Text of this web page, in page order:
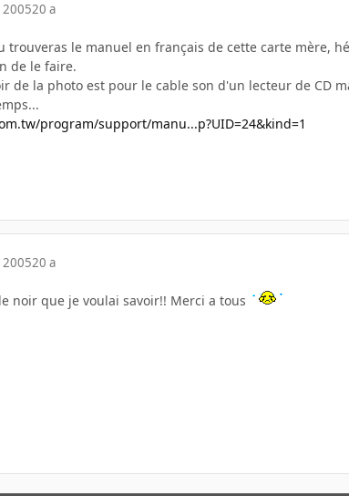
200520 a
trouveras le manuel en français de cette carte mère,
de le faire.
de la photo est pour le cable son d'un lecteur de CD
program/support/manu...p?UID=24&kind=1
200520 a
noir que je voulai savoir!! Merci a tous